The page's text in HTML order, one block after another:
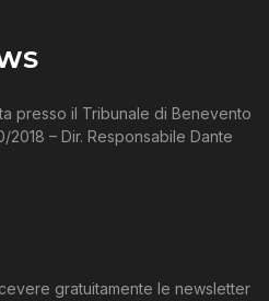
presso il Tribunale di Benevento
– Dir. Responsabile Dante
gratuitamente le newsletter